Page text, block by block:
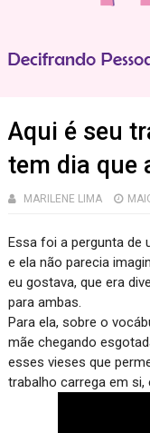
Aqui é seu
tem dia que
MARILENE LIMA
Essa foi a pergunta de
e ela não parecia
eu gostava, que era
para ambas.
Para ela, sobre o
mãe chegando
esses vieses que
trabalho carrega em